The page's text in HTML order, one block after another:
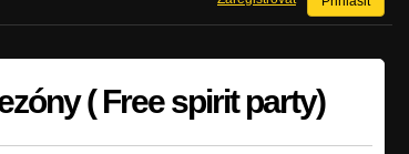
( Free spirit party)